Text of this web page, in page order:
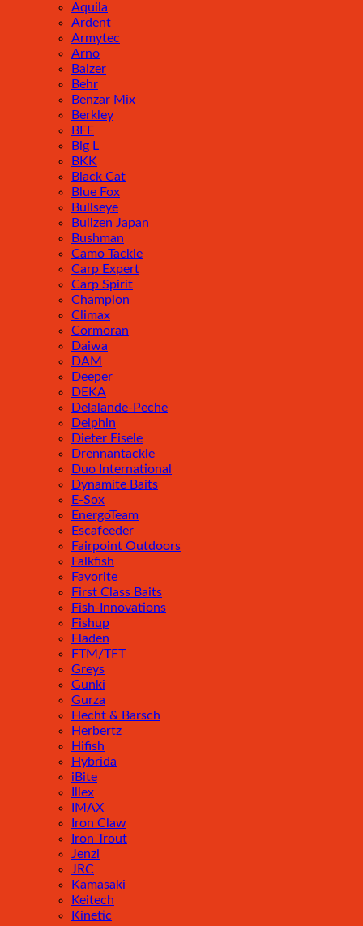
Aquila
Ardent
Armytec
Arno
Balzer
Behr
Benzar Mix
Berkley
BFE
Big L
BKK
Black Cat
Blue Fox
Bullseye
Bullzen Japan
Bushman
Camo Tackle
Carp Expert
Carp Spirit
Champion
Climax
Cormoran
Daiwa
DAM
Deeper
DEKA
Delalande-Peche
Delphin
Dieter Eisele
Drennantackle
Duo International
Dynamite Baits
E-Sox
EnergoTeam
Escafeeder
Fairpoint Outdoors
Falkfish
Favorite
First Class Baits
Fish-Innovations
Fishup
Fladen
FTM/TFT
Greys
Gunki
Gurza
Hecht & Barsch
Herbertz
Hifish
Hybrida
iBite
Illex
IMAX
Iron Claw
Iron Trout
Jenzi
JRC
Kamasaki
Keitech
Kinetic